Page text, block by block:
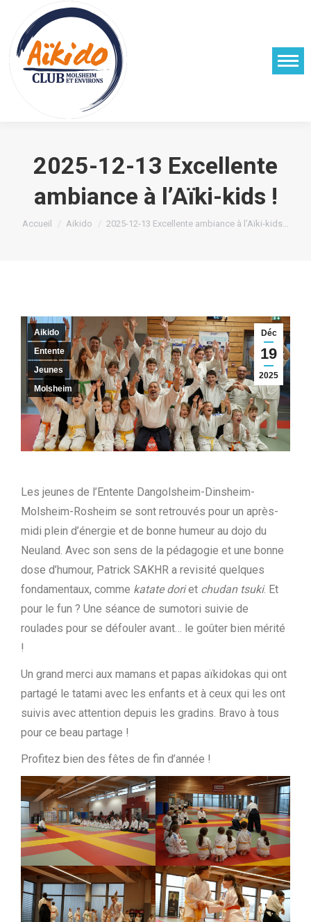
2025-12-13 Excellente
ambiance à l’Aïki-kids !
Vous êtes ici :
Accueil Aikido 2025-12-13 Excellente ambiance à l’Aïki-kids…
Déc
19
2025
Aikido
Entente
Jeunes
Molsheim
Les jeunes de l’Entente Dangolsheim-Dinsheim-
Molsheim-Rosheim se sont retrouvés pour un après-
midi plein d’énergie et de bonne humeur au dojo du
Neuland. Avec son sens de la pédagogie et une bonne
dose d’humour, Patrick SAKHR a revisité quelques
fondamentaux, comme katate doriet chudan tsuki. Et
pour le fun ? Une séance de sumotori suivie de
roulades pour se défouler avant… le goûter bien mérité
!
Un grand merci aux mamans et papas aïkidokas qui ont
partagé le tatami avec les enfants et à ceux qui les ont
suivis avec attention depuis les gradins. Bravo à tous
pour ce beau partage !
Profitez bien des fêtes de fin d’année !